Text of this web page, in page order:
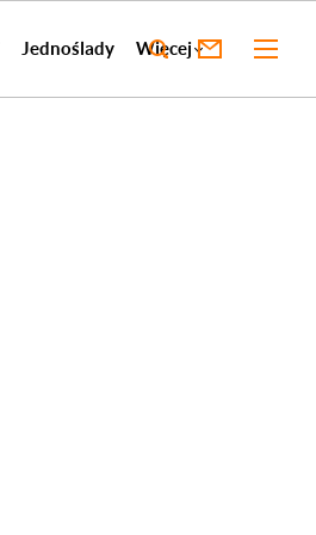
Jednoślady Więcej